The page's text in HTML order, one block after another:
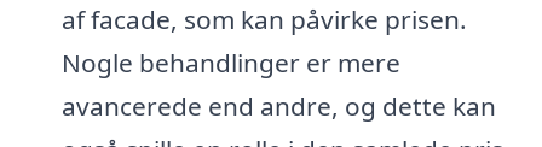
af facade, som kan påvirke prisen.
Nogle behandlinger er mere
avancerede end andre, og dette kan